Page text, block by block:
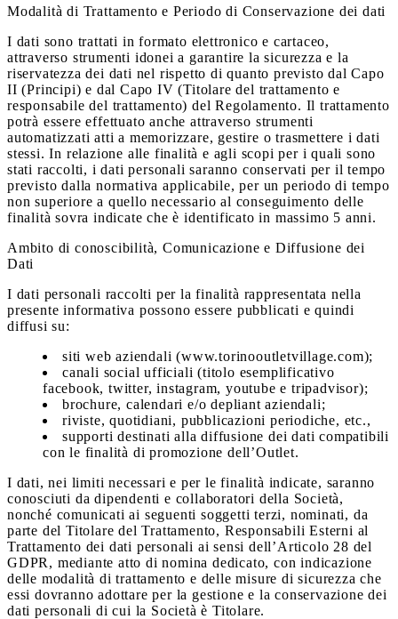
Modalità di Trattamento e Periodo di Conservazione dei dati
I dati sono trattati in formato elettronico e cartaceo,
attraverso strumenti idonei a garantire la sicurezza e la
riservatezza dei dati nel rispetto di quanto previsto dal Capo
II (Principi) e dal Capo IV (Titolare del trattamento e
responsabile del trattamento) del Regolamento. Il trattamento
potrà essere effettuato anche attraverso strumenti
automatizzati atti a memorizzare, gestire o trasmettere i dati
stessi. In relazione alle finalità e agli scopi per i quali sono
stati raccolti, i dati personali saranno conservati per il tempo
previsto dalla normativa applicabile, per un periodo di tempo
non superiore a quello necessario al conseguimento delle
finalità sovra indicate che è identificato in massimo 5 anni.
Ambito di conoscibilità, Comunicazione e Diffusione dei
Dati
I dati personali raccolti per la finalità rappresentata nella
presente informativa possono essere pubblicati e quindi
diffusi su:
siti web aziendali (www.torinooutletvillage.com);
canali social ufficiali (titolo esemplificativo
facebook, twitter, instagram, youtube e tripadvisor);
brochure, calendari e/o depliant aziendali;
riviste, quotidiani, pubblicazioni periodiche, etc.,
supporti destinati alla diffusione dei dati compatibili
con le finalità di promozione dell’Outlet.
I dati, nei limiti necessari e per le finalità indicate, saranno
conosciuti da dipendenti e collaboratori della Società,
nonché comunicati ai seguenti soggetti terzi, nominati, da
parte del Titolare del Trattamento, Responsabili Esterni al
Trattamento dei dati personali ai sensi dell’Articolo 28 del
GDPR, mediante atto di nomina dedicato, con indicazione
delle modalità di trattamento e delle misure di sicurezza che
essi dovranno adottare per la gestione e la conservazione dei
dati personali di cui la Società è Titolare.